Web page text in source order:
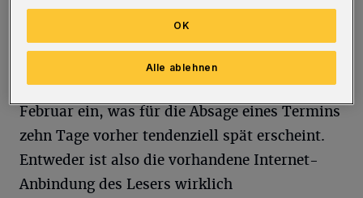
eine Mail des Glasfaser-Teams, in der
mitgeteilt wird, dass der Hausanschluss-
Termin am 11. Februar leider storniert werden
muss. Die Mail traf immerhin schon am 21.
Februar ein, was für die Absage eines Termins
zehn Tage vorher tendenziell spät erscheint.
Entweder ist also die vorhandene Internet-
Anbindung des Lesers wirklich
Alle ablehnen
OK